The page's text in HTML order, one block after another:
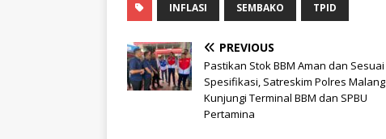
INFLASI SEMBAKO TPID
PREVIOUS
Pastikan Stok BBM Aman dan Sesuai
Spesifikasi, Satreskim Polres Malang
Kunjungi Terminal BBM dan SPBU
Pertamina